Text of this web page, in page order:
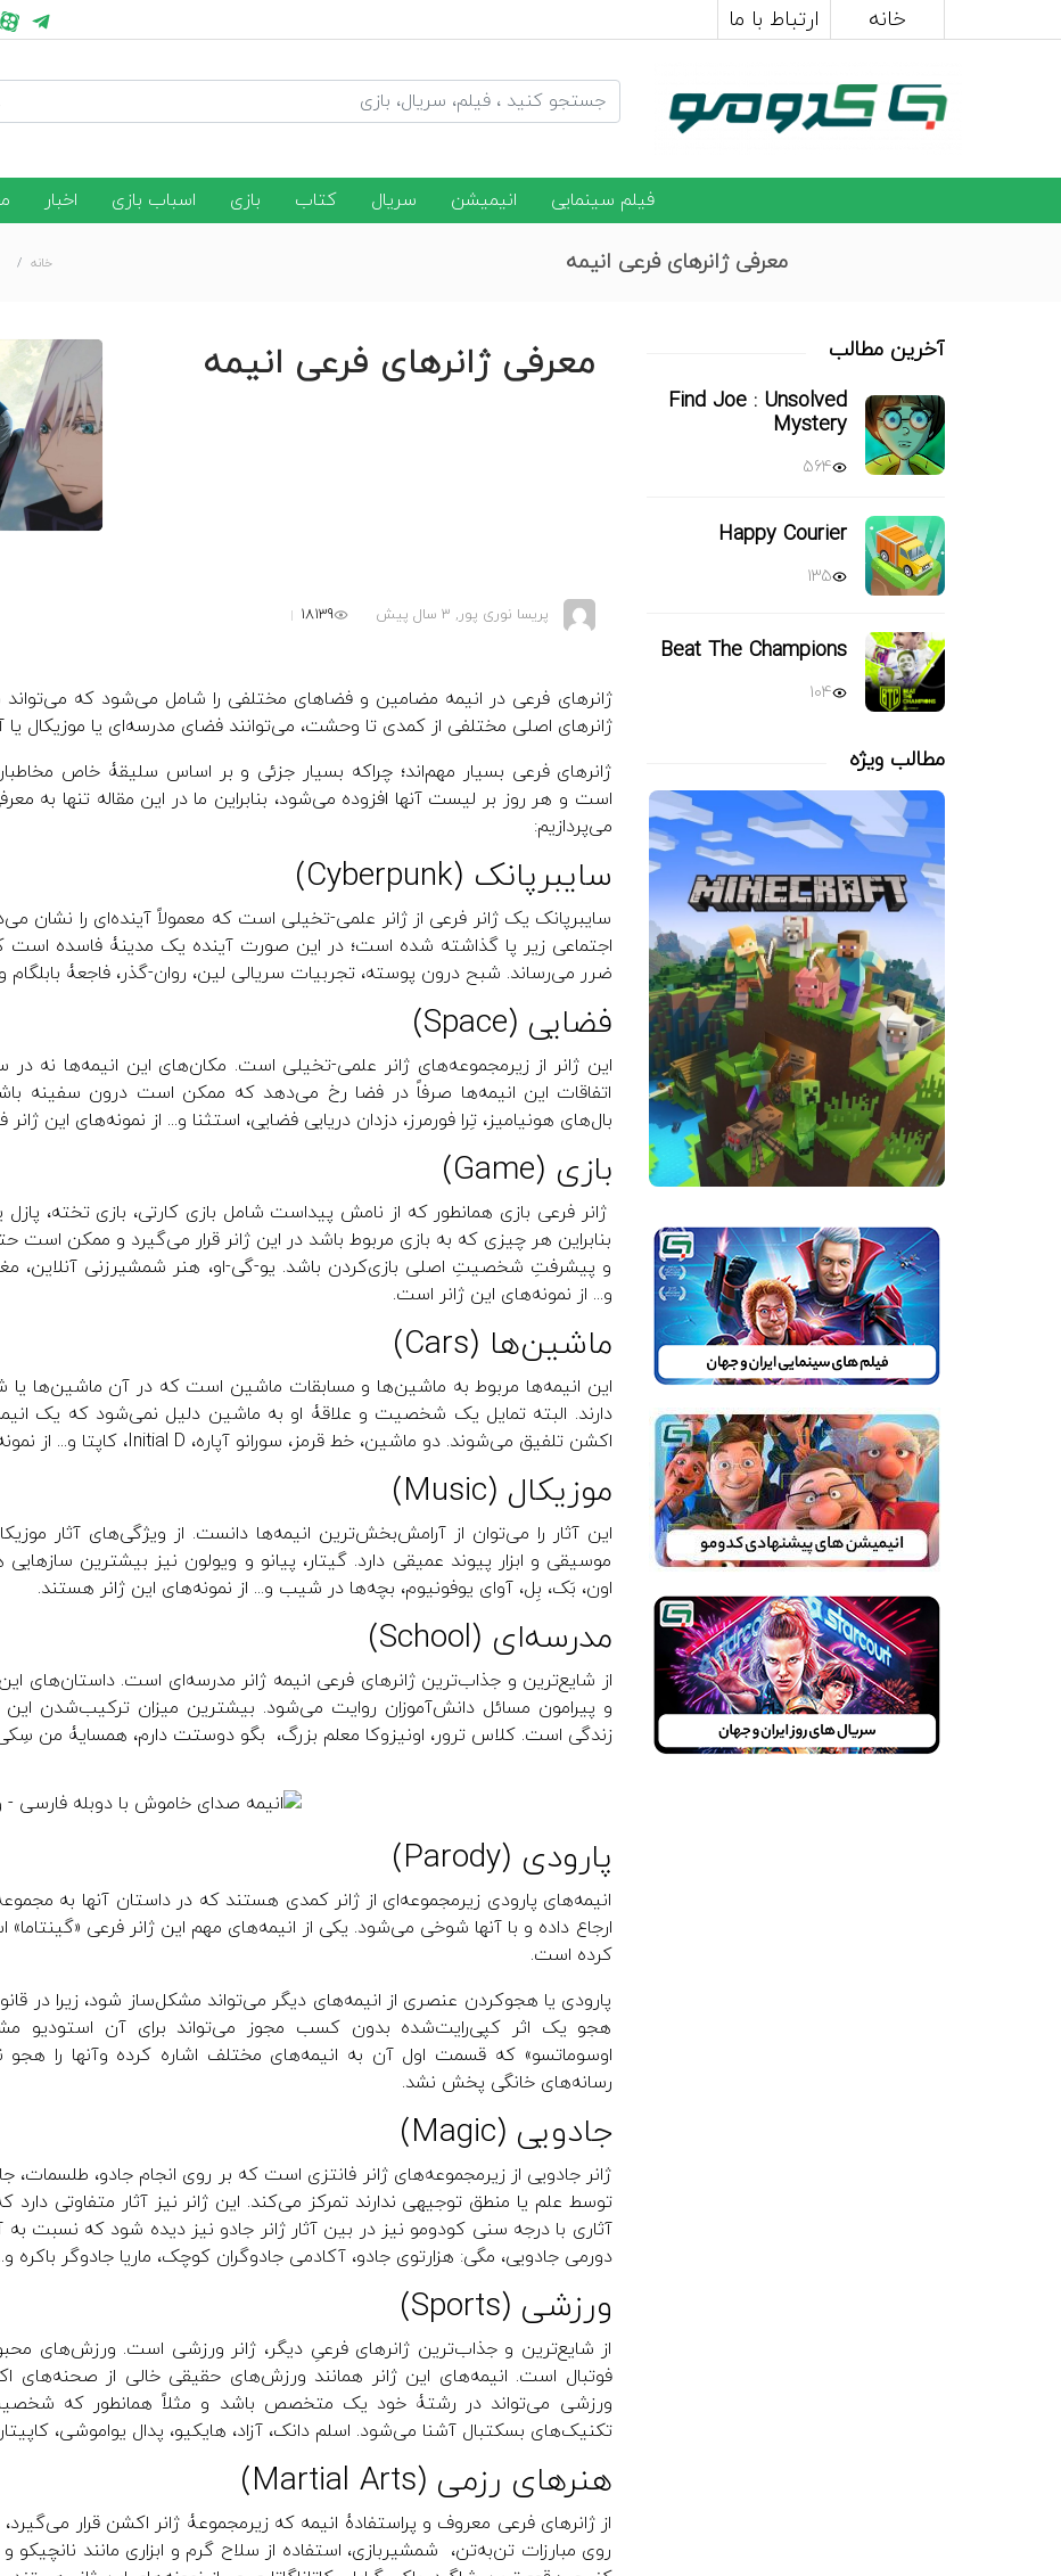
خانه ارتباط با ما
فیلم سینمایی انیمیشن سریال کتاب بازی اسباب بازی اخبار
معرفی ژانرهای فرعی انیمه خانه
آخرین مطالب
Find Joe : Unsolved
Mystery
564
Happy Courier
135
Beat The Champions
104
مطالب ویژه
معرفی ژانرهای فرعی انیمه
پریسا نوری پور, 3 سال پیش 18139
ژانرهای فرعی در انیمه مضامین و فضاهای مختلفی را شامل می‌شود که می‌تواند
ژانرهای اصلی مختلفی از کمدی تا وحشت، می‌توانند فضای مدرسه‌ای یا موزیکال یا
ژانرهای فرعی بسیار مهم‌اند؛ چراکه بسیار جزئی و بر اساس سلیقۀ خاص
است و هر روز بر لیست آنها افزوده می‌شود، بنابراین ما در این مقاله تنها به
می‌پردازیم:
سایبرپانک (Cyberpunk)
سایبرپانک یک ژانر فرعی از ژانر علمی-تخیلی است که معمولاً آینده‌ای را نشان
اجتماعی زیر پا گذاشته شده است؛ در این صورت آینده یک مدینۀ فاسده است
ضرر می‌رساند. شبح درون پوسته، تجربیات سریالی لین، روان‌-گذر، فاجعۀ بابلگام
فضایی (Space)
این ژانر از زیرمجموعه‌های ژانر علمی-تخیلی است. مکان‌های این انیمه‌ها نه در
اتفاقات این انیمه‌ها صرفاً در فضا رخ می‌دهد که ممکن است درون سفینه
بال‌های هونیامیز، تِرا فورمرز، دزدان دریایی فضایی، استثنا و... از نمونه‌های این
بازی (Game)
ژانر فرعی بازی همانطور که از نامش پیداست شامل بازی کارتی، بازی تخته،
بنابراین هر چیزی که به بازی مربوط باشد در این ژانر قرار می‌گیرد و ممکن است
و... از نمونه‌های این ژانر است.
ماشین‌ها (Cars)
این انیمه‌ها مربوط به ماشین‌ها و مسابقات ماشین است که در آن ماشین‌ها
اکشن تلفیق می‌شوند. دو ماشین، خط قرمز، سورانو آپاره، Initial D، کاپتا و... از نمونه‌های این ژانر هستند.
موزیکال (Music)
این آثار را می‌توان از آرامش‌بخش‌ترین انیمه‌ها دانست. از ویژگی‌های آثار
موسیقی و ابزار پیوند عمیقی دارد. گیتار، پیانو و ویولون نیز بیشترین
اون، بَک، بِل، آوای یوفونیوم، بچه‌ها در شیب و... از نمونه‌های این ژانر هستند.
مدرسه‌ای (School)
از شایع‌ترین و جذاب‌ترین ژانرهای فرعی انیمه ژانر مدرسه‌ای است. داستان‌های
و پیرامون مسائل دانش‌آموزان روایت می‌شود. بیشترین میزان ترکیب‌شدن این
زندگی است. کلاس ترور، اونیزوکا معلم بزرگ، بگو دوستت دارم، همسایۀ من
پارودی (Parody)
انیمه‌‌های پارودی زیرمجموعه‌ای از ژانر کمدی هستند که در داستان آنها به
ارجاع داده و با آنها شوخی می‌شود. یکی از انیمه‌های مهم این ژانر فرعی
کرده است.
پارودی یا هجوکردن عنصری از انیمه‌های دیگر می‌تواند مشکل‌ساز شود، زیرا در
هجو یک اثر کپی‌رایت‌شده بدون کسب مجوز می‌تواند برای آن استودیو
اوسوماتسو» که قسمت اول آن به انیمه‌های مختلف اشاره کرده وآنها را
رسانه‌های خانگی پخش نشد.
جادویی (Magic)
ژانر جادویی از زیرمجموعه‌های ژانر فانتزی است که بر روی انجام جادو، طلسمات،
توسط علم یا منطق توجیهی ندارند تمرکز می‌کند. این ژانر نیز آثار متفاوتی
آثاری با درجه سنی کودومو نیز در بین آثار ژانر جادو نیز دیده شود که نسبت به
دورمی جادویی، مگی: هزارتوی جادو، آکادمی جادوگران کوچک، ماریا جادوگر باکره
ورزشی (Sports)
از شایع‌ترین و جذاب‌ترین ژانرهای فرعیِ دیگر، ژانر ورزشی است. ورزش‌های
فوتبال است. انیمه‌های این ژانر همانند ورزش‌های حقیقی خالی از
ورزشی می‌تواند در رشتۀ خود یک متخصص باشد و مثلاً همانطور که
تکنیک‌های بسکتبال آشنا می‌شود. اسلم دانک، آزاد، هایکیو، پدال یواموشی،
هنرهای رزمی (Martial Arts)
از ژانرهای فرعی معروف و پراستفادۀ انیمه که زیرمجموعۀ ژانر اکشن قرار
روی مبارزات تن‌به‌تن، شمشیربازی، استفاده از سلاح گرم و ابزاری مانند